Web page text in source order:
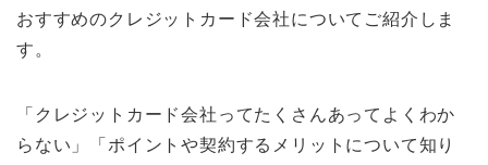
おすすめのクレジットカード会社についてご紹介しま
す。
「クレジットカード会社ってたくさんあってよくわか
らない」「ポイントや契約するメリットについて知り